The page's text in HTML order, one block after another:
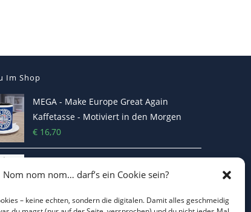
Nom nom nom… darf’s ein Cookie sein?
– keine echten, sondern die digitalen. Damit alles geschmeidig
Im Shop
MEGA - Make Europe Great Again
Kaffetasse - Motiviert in den Morgen
€16,70
Hysteriker zum Durchdrehen bringt